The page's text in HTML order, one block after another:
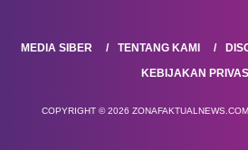
MEDIA SIBER TENTANG KAMI
KEBIJAKAN
COPYRIGHT © 2026